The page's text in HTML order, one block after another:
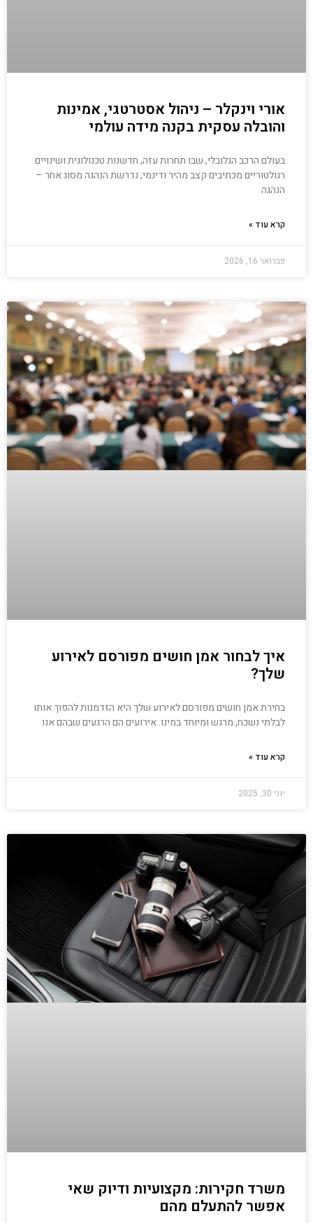
אורי וינקלר – ניהול אסטרטגי, אמינות
והובלה עסקית בקנה מידה עולמי
בעולם הרכב הגלובלי, שבו תחרות עזה, חדשנות טכנולוגית ושינויים
רגולטוריים מכתיבים קצב מהיר ודינמי, נדרשת הנהגה מסוג אחר –
הנהגה
קרא עוד »
פברואר 16, 2026
איך לבחור אמן חושים מפורסם לאירוע
שלך?
בחירת אמן חושים מפורסם לאירוע שלך היא הזדמנות להפוך אותו
לבלתי נשכח, מרגש ומיוחד במינו. אירועים הם הרגעים שבהם אנו
קרא עוד »
יוני 30, 2025
משרד חקירות: מקצועיות ודיוק שאי
אפשר להתעלם מהם